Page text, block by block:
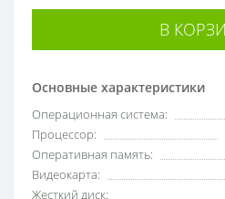
Основные характеристики
Операционная система:
Процессор:
Оперативная память:
Видеокарта:
Жесткий диск:
В